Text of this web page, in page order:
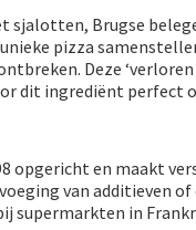
sjalotten, Brugse
unieke pizza
Deze
dit ingrediënt perfect
opgericht en maakt
van additieven
supermarkten in